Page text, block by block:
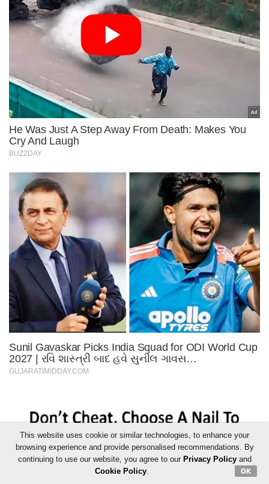
This website uses cookie or similar technologies, to enhance your
browsing experience and provide personalised recommendations. By
continuing to use our website, you agree to our Privacy Policyand
Cookie Policy. OK